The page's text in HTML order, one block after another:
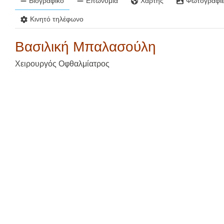
Κινητό τηλέφωνο
Βασιλική Μπαλασούλη
Χειρουργός Οφθαλμίατρος